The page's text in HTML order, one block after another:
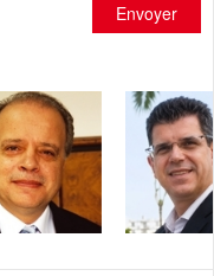
Envoyer